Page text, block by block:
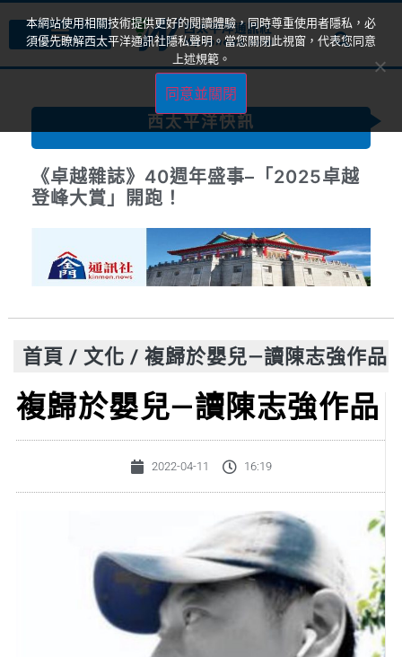
西太平洋快訊
《卓越雜誌》40週年盛事–「2025卓越
登峰大賞」開跑！
首頁 / 文化 / 複歸於嬰兒—讀陳志強作品
複歸於嬰兒—讀陳志強作品
2022-04-11 16:19
本網站使用相關技術提供更好的閱讀體驗，同時尊重使用者隱私，必
須優先瞭解西太平洋通訊社隱私聲明。當您關閉此視窗，代表您同意
上述規範。
同意並關閉